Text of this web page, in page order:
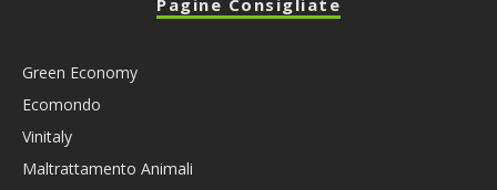
Green Economy
Ecomondo
Vinitaly
Maltrattamento Animali